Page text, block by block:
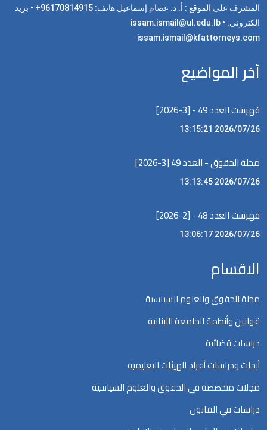
المشرف على الموقع : أ. د. عصام إسماعيل هاتف: 96170814915+ • بريد
الكتروني: issam.ismail@ul.edu.lb •
issam.ismail@kfattorneys.com
آخر المواضيع
فهرست العدد 49 - [3-2026]
2026/07/26 13:15:21
مجلة الحقوق - العدد 49 [3-2026]
2026/07/26 13:13:45
فهرست العدد 48 - [2-2026]
2026/07/26 13:06:17
الاقسام
مجلة الحقوق والعلوم السياسية
قوانين وأنظمة الجامعة اللبنانية
دراسات قضائية
أبحاث ودراسات أفراد الهيئات التعليمية
مجلات متخصصة في الحقوق والعلوم السياسية
دراسات في القانون